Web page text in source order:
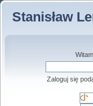
Stanisław
Zaloguj się